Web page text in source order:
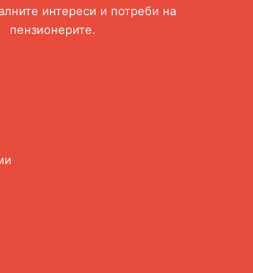
интереси и потреби на
пензионерите.